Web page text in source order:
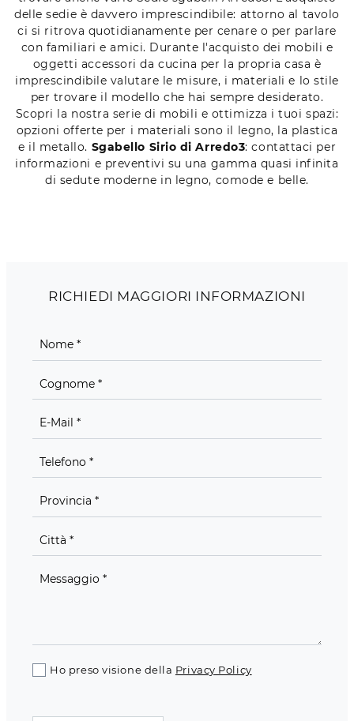
delle sedie è davvero imprescindibile: attorno al tavolo
ci si ritrova quotidianamente per cenare o per parlare
con familiari e amici. Durante l'acquisto dei mobili e
oggetti accessori da cucina per la propria casa è
imprescindibile valutare le misure, i materiali e lo stile
per trovare il modello che hai sempre desiderato.
Scopri la nostra serie di mobili e ottimizza i tuoi spazi:
opzioni offerte per i materiali sono il legno, la plastica
e il metallo. Sgabello Sirio di Arredo3: contattaci per
informazioni e preventivi su una gamma quasi infinita
di sedute moderne in legno, comode e belle.
RICHIEDI MAGGIORI INFORMAZIONI
Ho preso visione della Privacy Policy